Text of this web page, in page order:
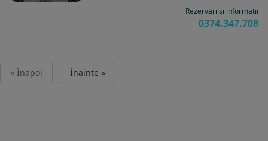
Rezervari si informatii
0374.347.708
« Înapoi Înainte »